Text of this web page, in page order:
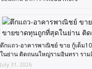
ตึกแถว-อาคารพาณิชย์ ขาย กู้เต็ม
ในย่าน ติดถนนใหญ่รามอินทรา รา
July 31, 2026